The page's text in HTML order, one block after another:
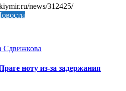
news/312425/
Сдвижкова
ноту из-за задержания